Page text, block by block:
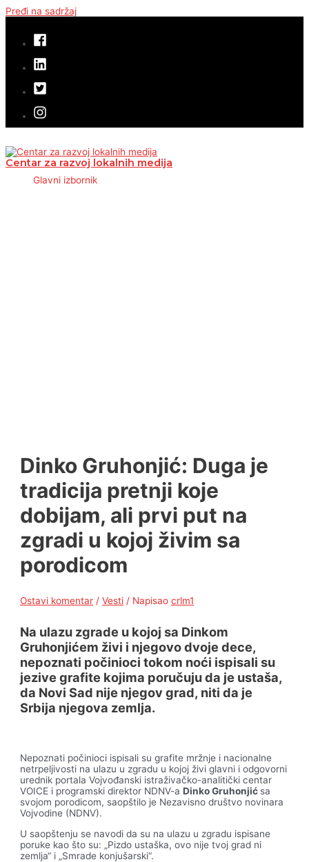
Pređi na sadržaj
Centar za razvoj lokalnih medija
Glavni izbornik
Dinko Gruhonjić: Duga je
tradicija pretnji koje
dobijam, ali prvi put na
zgradi u kojoj živim sa
porodicom
Ostavi komentar /Vesti / Napisao crlm1
Na ulazu zgrade u kojoj sa Dinkom
Gruhonjićem živi i njegovo dvoje dece,
nepoznati počinioci tokom noći ispisali su
jezive grafite kojima poručuju da je ustaša,
da Novi Sad nije njegov grad, niti da je
Srbija njegova zemlja.
Nepoznati počinioci ispisali su grafite mržnje i nacionalne
netrpeljivosti na ulazu u zgradu u kojoj živi glavni i odgovorni
urednik portala Vojvođanski istraživačko-analitički centar
VOICE i programski direktor NDNV-aDinko Gruhonjić sa
svojom porodicom, saopštilo je Nezavisno društvo novinara
Vojvodine (NDNV).
U saopštenju se navodi da su na ulazu u zgradu ispisane
poruke kao što su: „Pizdo ustaška, ovo nije tvoj grad ni
zemlja“ i „Smrade konjušarski“.